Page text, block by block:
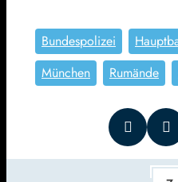
Bundespolizei
München
Rumände